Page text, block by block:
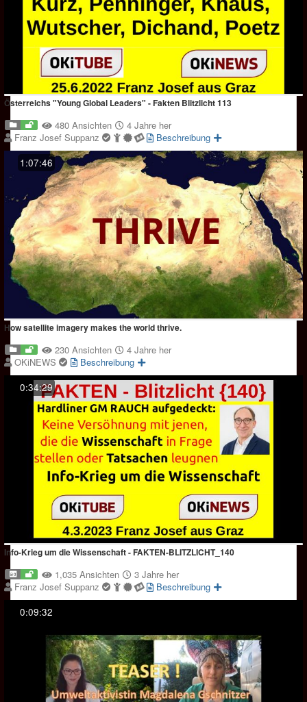
Österreichs "Young Global Leaders" - Fakten Blitzlicht 113
480 Ansichten
4 Jahre her
Franz Josef Suppanz
Beschreibung
1:07:46
How satellite imagery makes the world thrive.
230 Ansichten
4 Jahre her
OKiNEWS
Beschreibung
0:34:29
Info-Krieg um die Wissenschaft - FAKTEN-BLITZLICHT_140
1,035 Ansichten
3 Jahre her
Franz Josef Suppanz
Beschreibung
0:09:32